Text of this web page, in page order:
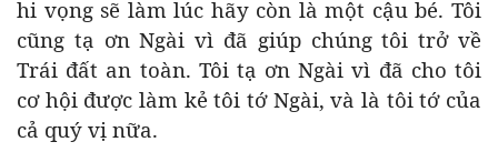
hi vọng sẽ làm lúc hãy còn là một cậu bé. Tôi
cũng tạ ơn Ngài vì đã giúp chúng tôi trở về
Trái đất an toàn. Tôi tạ ơn Ngài vì đã cho tôi
cơ hội được làm kẻ tôi tớ Ngài, và là tôi tớ của
cả quý vị nữa.